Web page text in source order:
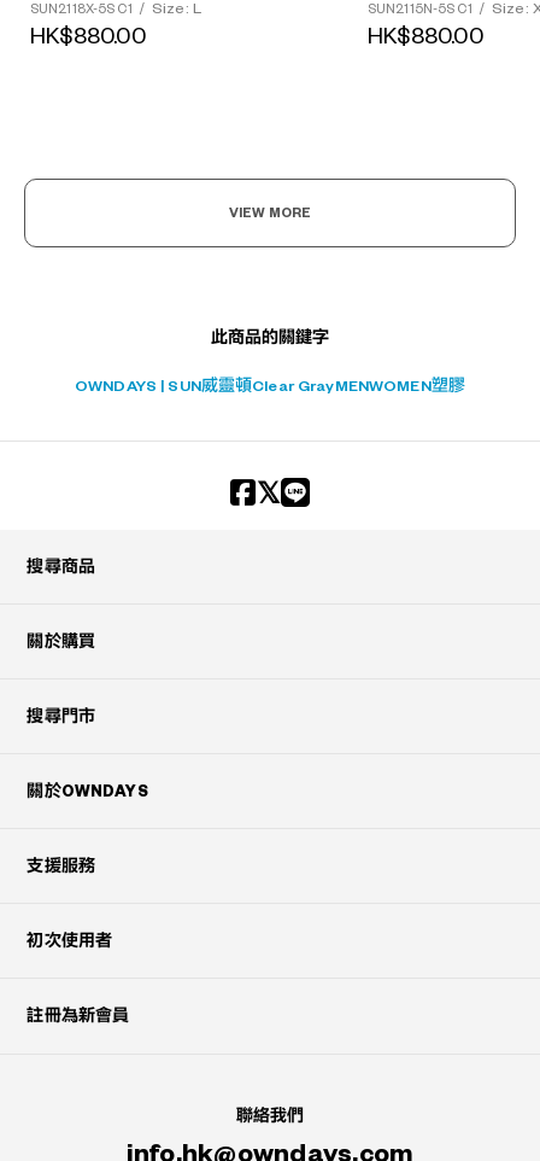
SUN2118X-5S C1 / Size: L
HK$880.00
SUN2115N-5S C1 / Size:
HK$880.00
VIEW MORE
此商品的關鍵字
OWNDAYS | SUN威靈頓Clear Gray MENWOMEN 塑膠
搜尋商品
關於購買
搜尋門市
關於OWNDAYS
支援服務
初次使用者
註冊為新會員
聯絡我們
info.hk@owndays.com